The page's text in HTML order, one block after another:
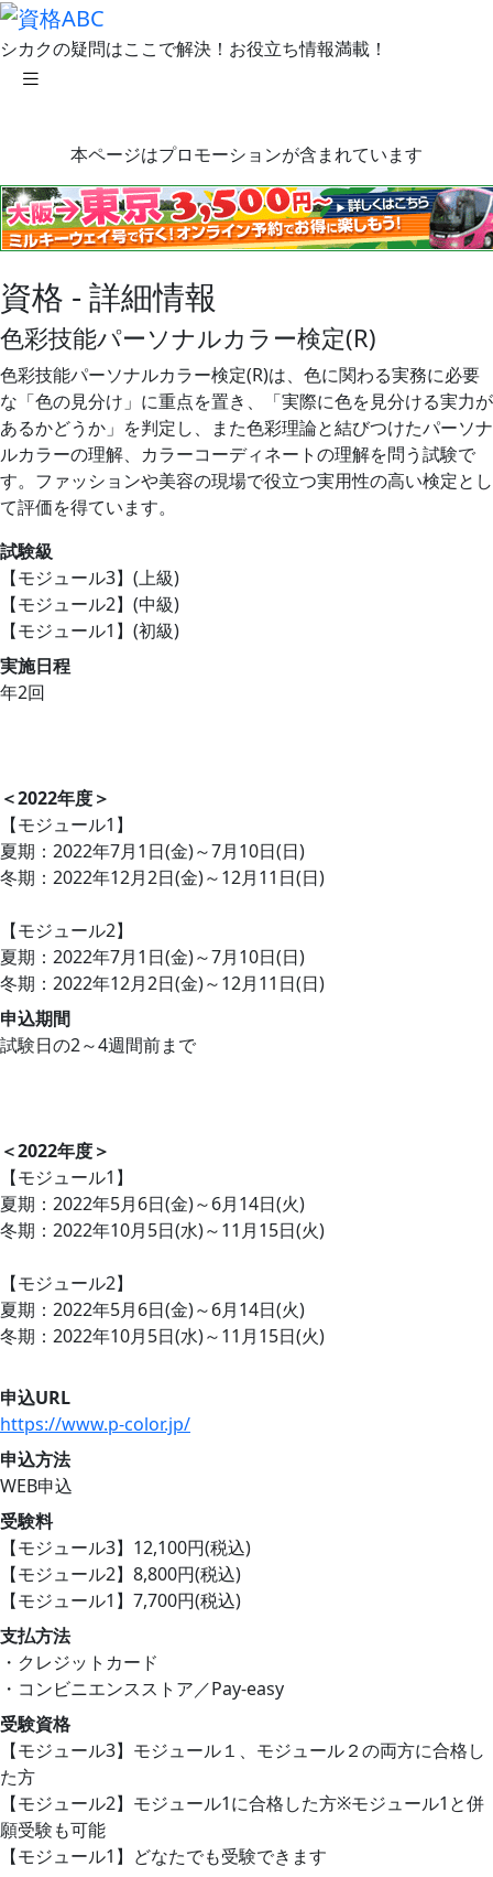
シカクの疑問はここで解決！お役立ち情報満載！
本ページはプロモーションが含まれています
資格 - 詳細情報
色彩技能パーソナルカラー検定(R)
色彩技能パーソナルカラー検定(R)は、色に関わる実務に必要
な「色の見分け」に重点を置き、「実際に色を見分ける実力が
あるかどうか」を判定し、また色彩理論と結びつけたパーソナ
ルカラーの理解、カラーコーディネートの理解を問う試験で
す。ファッションや美容の現場で役立つ実用性の高い検定とし
て評価を得ています。
試験級
【モジュール3】(上級)
【モジュール2】(中級)
【モジュール1】(初級)
実施日程
年2回
＜2022年度＞
【モジュール1】
夏期：2022年7月1日(金)～7月10日(日)
冬期：2022年12月2日(金)～12月11日(日)
【モジュール2】
夏期：2022年7月1日(金)～7月10日(日)
冬期：2022年12月2日(金)～12月11日(日)
申込期間
試験日の2～4週間前まで
＜2022年度＞
【モジュール1】
夏期：2022年5月6日(金)～6月14日(火)
冬期：2022年10月5日(水)～11月15日(火)
【モジュール2】
夏期：2022年5月6日(金)～6月14日(火)
冬期：2022年10月5日(水)～11月15日(火)
申込URL
https://www.p-color.jp/
申込方法
WEB申込
受験料
【モジュール3】12,100円(税込)
【モジュール2】8,800円(税込)
【モジュール1】7,700円(税込)
支払方法
・クレジットカード
・コンビニエンスストア／Pay-easy
受験資格
【モジュール3】モジュール１、モジュール２の両方に合格し
た方
【モジュール2】モジュール1に合格した方※モジュール1と併
願受験も可能
【モジュール1】どなたでも受験できます